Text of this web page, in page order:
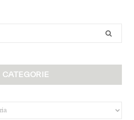
CATEGORIE